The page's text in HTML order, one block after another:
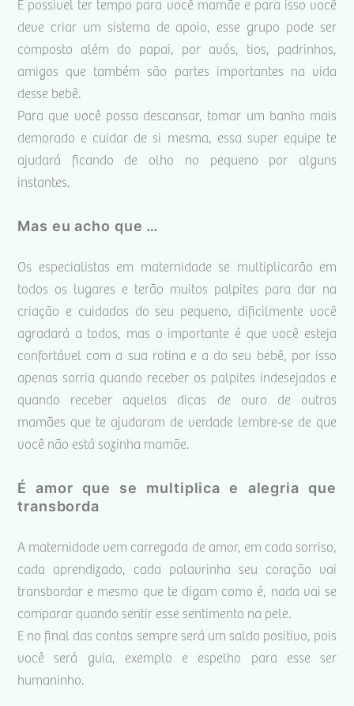
É possível ter tempo para você mamãe e para isso você
deve criar um sistema de apoio, esse grupo pode ser
composto além do papai, por avós, tios, padrinhos,
amigos que também são partes importantes na vida
desse bebê.
Para que você possa descansar, tomar um banho mais
demorado e cuidar de si mesma, essa super equipe te
ajudará ficando de olho no pequeno por alguns
instantes.
Mas eu acho que …
Os especialistas em maternidade se multiplicarão em
todos os lugares e terão muitos palpites para dar na
criação e cuidados do seu pequeno, dificilmente você
agradará a todos, mas o importante é que você esteja
confortável com a sua rotina e a do seu bebê, por isso
apenas sorria quando receber os palpites indesejados e
quando receber aquelas dicas de ouro de outras
mamães que te ajudaram de verdade lembre-se de que
você não está sozinha mamãe.
É amor que se multiplica e alegria que
transborda
A maternidade vem carregada de amor, em cada sorriso,
cada aprendizado, cada palavrinha seu coração vai
transbordar e mesmo que te digam como é, nada vai se
comparar quando sentir esse sentimento na pele.
E no final das contas sempre será um saldo positivo, pois
você será guia, exemplo e espelho para esse ser
humaninho.